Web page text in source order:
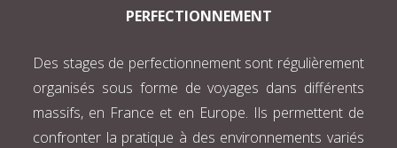
PERFECTIONNEMENT
Des stages de perfectionnement sont régulièrement
organisés sous forme de voyages dans différents
massifs, en France et en Europe. Ils permettent de
confronter la pratique à des environnements variés